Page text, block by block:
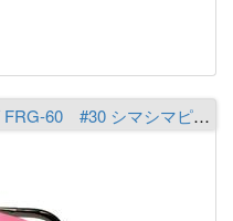
TIEMCO ヴァジュラ フロッグ FRG-60 #30 シマシマピンク